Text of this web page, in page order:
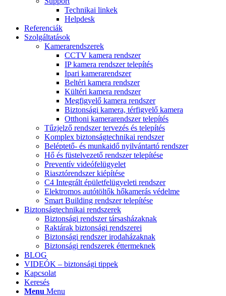
Technikai linkek
Helpdesk
Referenciák
Szolgáltatások
Kamerarendszerek
CCTV kamera rendszer
IP kamera rendszer telepítés
Ipari kamerarendszer
Beltéri kamera rendszer
Kültéri kamera rendszer
Megfigyelő kamera rendszer
Biztonsági kamera, térfigyelő kamera
Otthoni kamerarendszer telepítés
Tűzjelző rendszer tervezés és telepítés
Komplex biztonságtechnikai rendszer
Beléptető- és munkaidő nyilvántartó rendszer
Hő és füstelvezető rendszer telepítése
Preventív videófelügyelet
Riasztórendszer kiépítése
C4 Integrált épületfelügyeleti rendszer
Elektromos autótöltők hőkamerás védelme
Smart Building rendszer telepítése
Biztonságtechnikai rendszerek
Biztonsági rendszer társasházaknak
Raktárak biztonsági rendszerei
Biztonsági rendszer irodaházaknak
Biztonsági rendszerek éttermeknek
BLOG
VIDEÓK – biztonsági tippek
Kapcsolat
Keresés
Menu Menu